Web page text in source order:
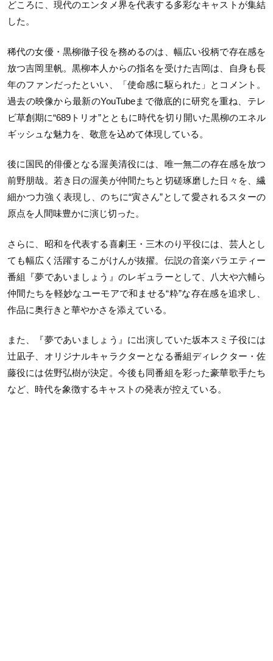
どころに、現代のエンタメ界を代表する多彩なキャストが集結
した。
稀代の女優・黒柳徹子役を務めるのは、幅広い役柄で存在感を
放つ吉岡里帆。黒柳本人からの指名を受けた吉岡は、自身も長
年のファンだったといい、「使命感に駆られた」とコメント。
過去の映像から最新のYouTubeまで徹底的に研究を重ね、テレ
ビ草創期に“689トリオ”とともに時代を切り開いた黒柳のエネル
ギッシュな魅力を、敬意を込めて体現している。
後に国民的俳優となる渥美清役には、唯一無二の存在感を放つ
前野朋哉。若き日の渥美が仲間たちと切磋琢磨した日々を、繊
細かつ力強く表現し、のちに“寅さん”として愛されるスターの
原点を人間味豊かに演じ切った。
さらに、昭和を代表する喜劇王・三木のり平役には、芸人とし
ても幅広く活躍するこがけんが抜擢。伝説の音楽バラエティー
番組『夢であいましょう』のレギュラーとして、八大や六輔ら
仲間たちを軽妙なユーモアで和ませる“粋”な存在感を追求し、
作品に奥行きと華やかさを添えている。
また、『夢であいましょう』に出演していた坂本スミ子役には
辻凪子、オリジナルキャラクターとなる番組ディレクター・佐
藤役には佐野弘樹が決定。今後も同番組を彩った豪華歌手たち
など、時代を象徴するキャストの発表が控えている。